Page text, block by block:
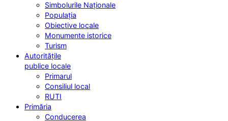
Simbolurile Naționale
Populația
Obiective locale
Monumente istorice
Turism
Autoritățile
publice locale
Primarul
Consiliul local
RUTI
Primăria
Conducerea